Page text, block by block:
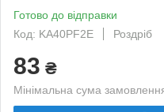
Готово до відправки
Код: KA40PF2E
Роздріб
83 ₴
Мінімальна сума